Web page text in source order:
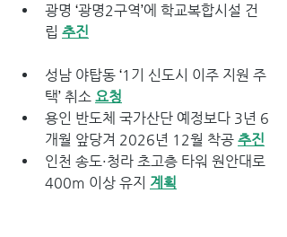
광명 ‘광명2구역’에 학교복합시설 건
립 추진
성남 야탑동 ‘1기 신도시 이주 지원 주
택’ 취소 요청
용인 반도체 국가산단 예정보다 3년 6
개월 앞당겨 2026년 12월 착공 추진
인천 송도·청라 초고층 타워 원안대로
400m 이상 유지 계획